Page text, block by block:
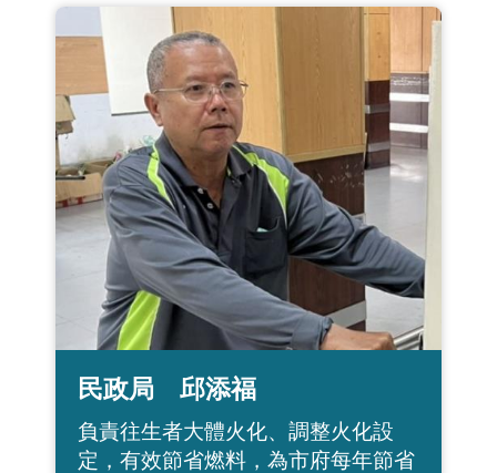
民政局 邱添福
負責往生者大體火化、調整火化設
定，有效節省燃料，為市府每年節省